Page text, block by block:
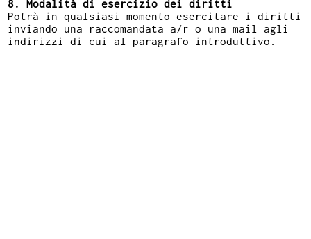
8. Modalità di esercizio dei diritti
Potrà in qualsiasi momento esercitare i diritti
inviando una raccomandata a/r o una mail agli
indirizzi di cui al paragrafo introduttivo.